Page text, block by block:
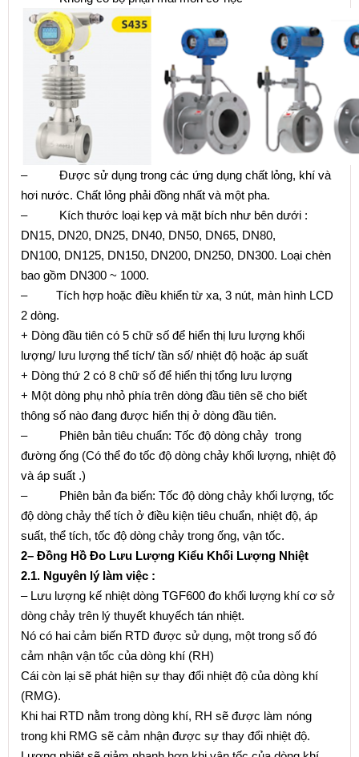
– Được sử dụng trong các ứng dụng chất lỏng, khí và
hơi nước. Chất lỏng phải đồng nhất và một pha.
– Kích thước loại kẹp và mặt bích như bên dưới :
DN15, DN20, DN25, DN40, DN50, DN65, DN80,
DN100, DN125, DN150, DN200, DN250, DN300. Loại chèn
bao gồm DN300 ~ 1000.
– Tích hợp hoặc điều khiển từ xa, 3 nút, màn hình LCD
2 dòng.
+ Dòng đầu tiên có 5 chữ số để hiển thị lưu lượng khối
lượng/ lưu lượng thể tích/ tần số/ nhiệt độ hoặc áp suất
+ Dòng thứ 2 có 8 chữ số để hiển thị tổng lưu lượng
+ Một dòng phụ nhỏ phía trên dòng đầu tiên sẽ cho biết
thông số nào đang được hiển thị ở dòng đầu tiên.
– Phiên bản tiêu chuẩn: Tốc độ dòng chảy trong
đường ống (Có thể đo tốc độ dòng chảy khối lượng, nhiệt độ
và áp suất .)
– Phiên bản đa biến: Tốc độ dòng chảy khối lượng, tốc
độ dòng chảy thể tích ở điều kiện tiêu chuẩn, nhiệt độ, áp
suất, thể tích, tốc độ dòng chảy trong ống, vận tốc.
2– Đồng Hồ Đo Lưu Lượng Kiểu Khối Lượng Nhiệt
2.1. Nguyên lý làm việc :
– Lưu lượng kế nhiệt dòng TGF600 đo khối lượng khí cơ sở
dòng chảy trên lý thuyết khuyếch tán nhiệt.
Nó có hai cảm biến RTD được sử dụng, một trong số đó
cảm nhận vận tốc của dòng khí (RH)
Cái còn lại sẽ phát hiện sự thay đổi nhiệt độ của dòng khí
(RMG).
Khi hai RTD nằm trong dòng khí, RH sẽ được làm nóng
trong khi RMG sẽ cảm nhận được sự thay đổi nhiệt độ.